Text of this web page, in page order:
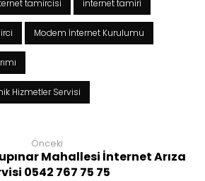
tamircisi internet tamiri
Modem İnternet Kurulumu
Hizmetler Servisi
Önceki
Mahallesi İnternet Arıza
0542 767 75 75